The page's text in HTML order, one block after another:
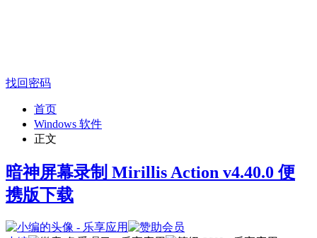
找回密码
首页
Windows 软件
正文
暗神屏幕录制 Mirillis Action v4.40.0 便
携版下载